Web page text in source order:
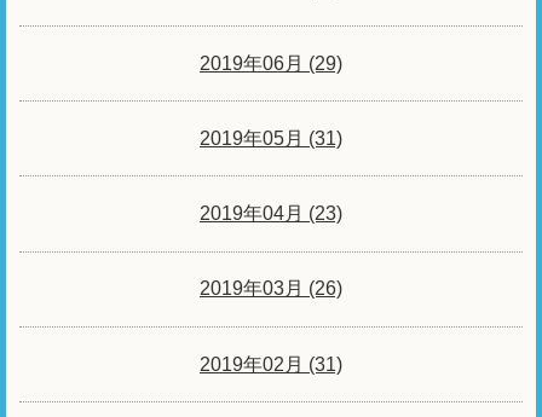
2019年06月 (29)
2019年05月 (31)
2019年04月 (23)
2019年03月 (26)
2019年02月 (31)